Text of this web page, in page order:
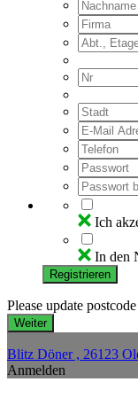
Ich
In den
Registrieren
Please update
Blitz Döner , 26123
Anmelden